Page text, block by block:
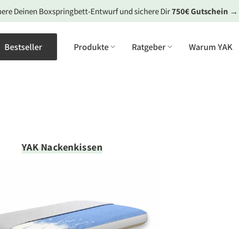
Deinen Boxspringbett-Entwurf und sichere Dir750€ Gutschein →
Bestseller Produkte Ratgeber Warum YAK
YAK Nackenkissen